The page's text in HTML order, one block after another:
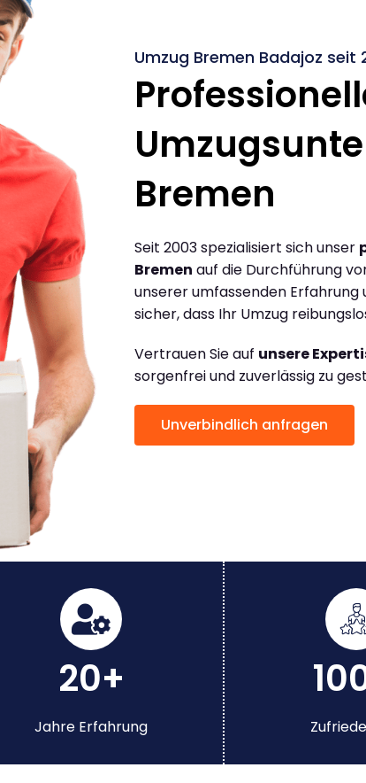
Umzug Bremen Badajoz seit
Bremen
Seit 2003 spezialisiert sich unser
Bremen auf die Durchführung
unserer umfassenden
sicher, dass Ihr Umzug
Vertrauen Sie auf unsere
sorgenfrei und zuverlässig zu
Unverbindlich anfragen
20+
Jahre Erfahrung